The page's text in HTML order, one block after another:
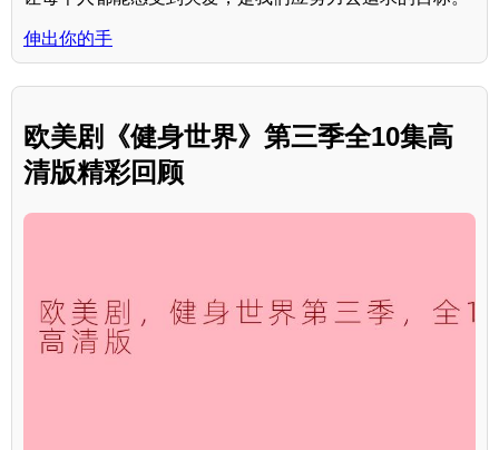
伸出你的手
欧美剧《健身世界》第三季全10集高
清版精彩回顾